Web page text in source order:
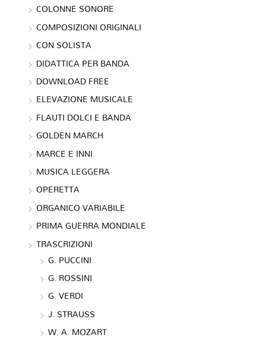
COLONNE SONORE
COMPOSIZIONI ORIGINALI
CON SOLISTA
DIDATTICA PER BANDA
DOWNLOAD FREE
ELEVAZIONE MUSICALE
FLAUTI DOLCI E BANDA
GOLDEN MARCH
MARCE E INNI
MUSICA LEGGERA
OPERETTA
ORGANICO VARIABILE
PRIMA GUERRA MONDIALE
TRASCRIZIONI
G. PUCCINI
G. ROSSINI
G. VERDI
J. STRAUSS
W. A. MOZART